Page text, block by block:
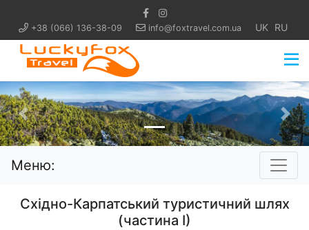
+38 (066) 136-38-09 info@foxtravel.com.ua UK RU
Попередній
Меню:
Східно-Карпатський туристичний шлях
(частина І)